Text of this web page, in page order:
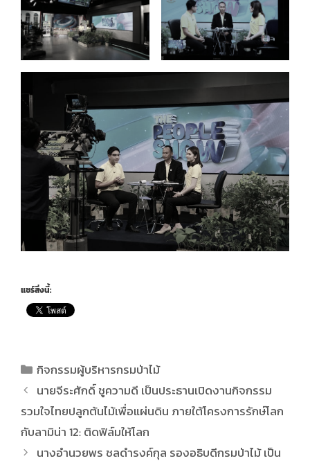
แชร์สิ่งนี้:
กิจกรรมผู้บริหารกรมป่าไม้
นายจีระศักดิ์ ชูความดี เป็นประธานเปิดงานกิจกรรม
รวมใจไทยปลูกต้นไม้เพื่อแผ่นดิน ภายใต้โครงการรักษ์โลก
กับลามิน่า 12: ติดฟิล์มให้โลก
นางอำนวยพร ชลดำรงค์กุล รองอธิบดีกรมป่าไม้ เป็น